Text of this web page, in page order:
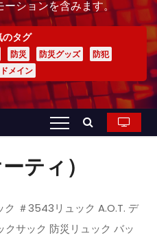
ーションを含みます。
のタグ
防災 防災グッズ
防犯
メイン
ティ）
ク ＃3543リュック A.O.T. デ
サック 防災リュック バッ